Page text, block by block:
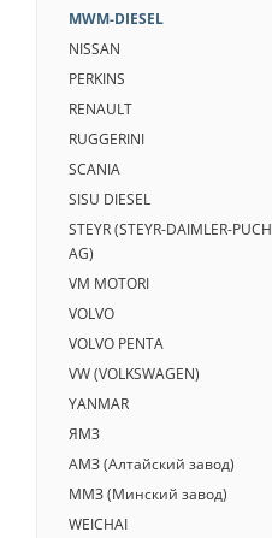
MWM-DIESEL
NISSAN
PERKINS
RENAULT
RUGGERINI
SCANIA
SISU DIESEL
STEYR (STEYR-DAIMLER-PUCH
AG)
VM MOTORI
VOLVO
VOLVO PENTA
VW (VOLKSWAGEN)
YANMAR
ЯМЗ
АМЗ (Алтайский завод)
ММЗ (Минский завод)
WEICHAI